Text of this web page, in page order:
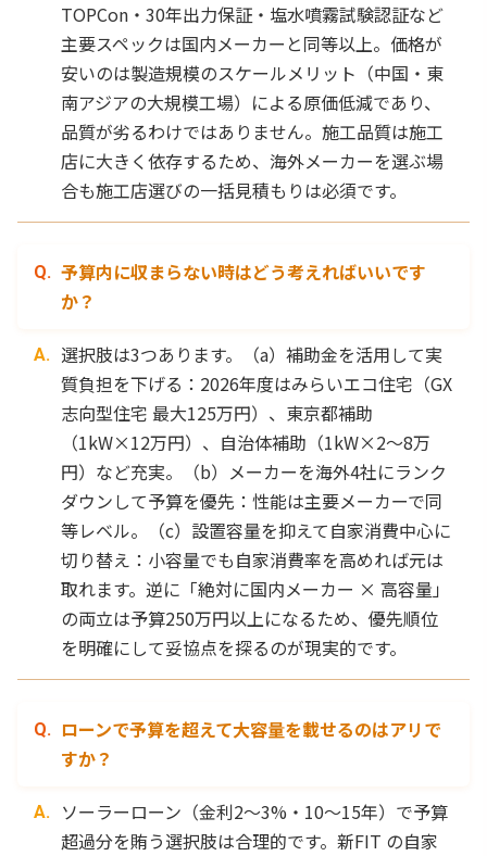
TOPCon・30年出力保証・塩水噴霧試験認証など
主要スペックは国内メーカーと同等以上。価格が
安いのは製造規模のスケールメリット（中国・東
南アジアの大規模工場）による原価低減であり、
品質が劣るわけではありません。施工品質は施工
店に大きく依存するため、海外メーカーを選ぶ場
合も施工店選びの一括見積もりは必須です。
予算内に収まらない時はどう考えればいいです
か？
選択肢は3つあります。（a）補助金を活用して実
質負担を下げる：2026年度はみらいエコ住宅（GX
志向型住宅 最大125万円）、東京都補助
（1kW×12万円）、自治体補助（1kW×2〜8万
円）など充実。（b）メーカーを海外4社にランク
ダウンして予算を優先：性能は主要メーカーで同
等レベル。（c）設置容量を抑えて自家消費中心に
切り替え：小容量でも自家消費率を高めれば元は
取れます。逆に「絶対に国内メーカー × 高容量」
の両立は予算250万円以上になるため、優先順位
を明確にして妥協点を探るのが現実的です。
ローンで予算を超えて大容量を載せるのはアリで
すか？
ソーラーローン（金利2〜3%・10〜15年）で予算
超過分を賄う選択肢は合理的です。新FIT の自家